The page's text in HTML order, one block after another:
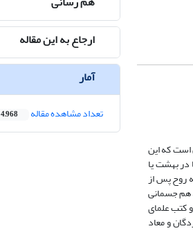
است که این
در بهشت یا
روح پس از
هم جسمانی
کتب علمای
و معاد
ارجاع به این مقاله
آمار
تعداد مشاهده مقاله 4,968